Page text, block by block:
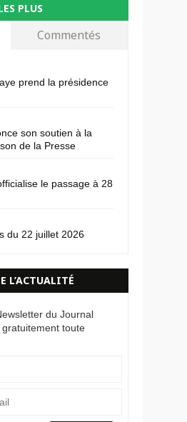
PLUS
Commentés
prend la présidence
son soutien à la
de la Presse
le passage à 28
du 22 juillet 2026
L’ACTUALITÉ
du Journal
toute